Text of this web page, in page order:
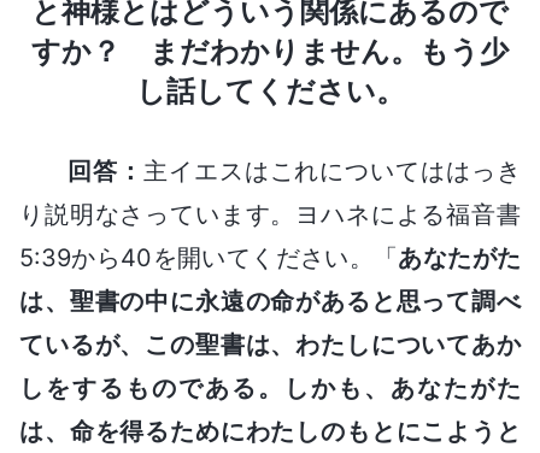
と神様とはどういう関係にあるので
すか？ まだわかりません。もう少
し話してください。
回答： 主イエスはこれについてははっき
り説明なさっています。ヨハネによる福音書
5:39から40を開いてください。「あなたがた
は、聖書の中に永遠の命があると思って調べ
ているが、この聖書は、わたしについてあか
しをするものである。しかも、あなたがた
は、命を得るためにわたしのもとにこようと